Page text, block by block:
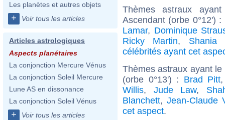
Les planètes et autres objets
+ Voir tous les articles
Articles astrologiques
Aspects planétaires
La conjonction Mercure Vénus
La conjonction Soleil Mercure
Lune AS en dissonance
La conjonction Soleil Vénus
+ Voir tous les articles
Thèmes astraux
Ascendant (orbe 0°12') :
Lamar, Dominique
Ricky Martin, Shania
célébrités ayant cet
Thèmes astraux ayant
(orbe 0°13') : Brad Pitt
Willis, Jude Law,
Blanchett, Jean-Claude
cet aspect.